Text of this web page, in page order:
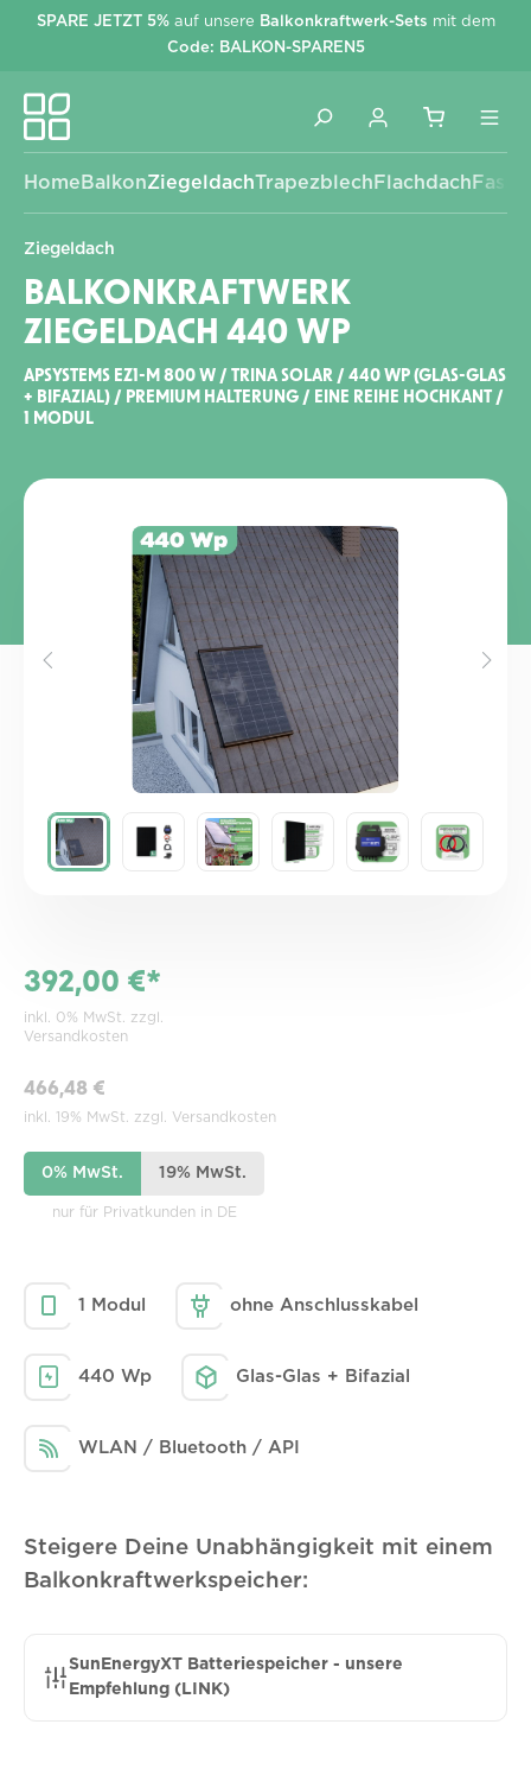
springen
SPARE JETZT 5%auf unsere Balkonkraftwerk-Sets mit dem
Code: BALKON-SPAREN5
Home BalkonZiegeldachTrapezblech Flachdach
Ziegeldach
BALKONKRAFTWERK
ZIEGELDACH 440 WP
APSYSTEMS EZ1-M 800 W / TRINA SOLAR / 440 WP (GLAS-GLAS
+ BIFAZIAL) / PREMIUM HALTERUNG / EINE REIHE HOCHKANT /
1 MODUL
Bildergalerie überspringen
392,00 €*
inkl. 0% MwSt. zzgl.
Versandkosten
466,48 €
inkl. 19% MwSt. zzgl. Versandkosten
0% MwSt. 19% MwSt.
nur für Privatkunden in DE
1 Modul ohne Anschlusskabel
440 Wp Glas-Glas + Bifazial
WLAN / Bluetooth / API
Steigere Deine Unabhängigkeit mit einem
Balkonkraftwerkspeicher:
SunEnergyXT Batteriespeicher - unsere
Empfehlung (LINK)